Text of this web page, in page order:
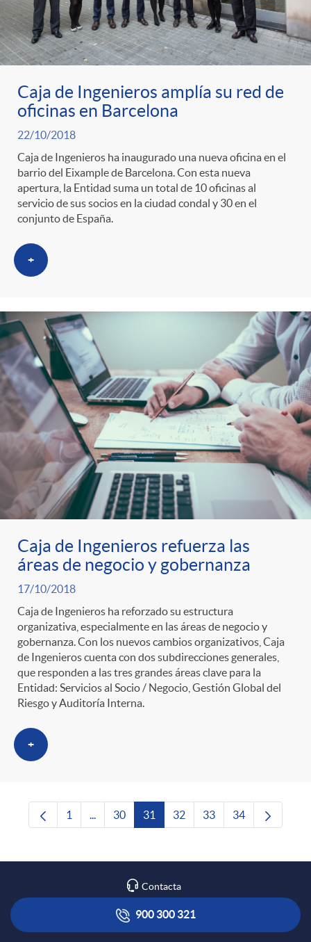
Caja de Ingenieros amplía su red de
oficinas en Barcelona
22/10/2018
Caja de Ingenieros ha inaugurado una nueva oficina en el
barrio del Eixample de Barcelona. Con esta nueva
apertura, la Entidad suma un total de 10 oficinas al
servicio de sus socios en la ciudad condal y 30 en el
conjunto de España.
+
Caja de Ingenieros refuerza las
áreas de negocio y gobernanza
17/10/2018
Caja de Ingenieros ha reforzado su estructura
organizativa, especialmente en las áreas de negocio y
gobernanza. Con los nuevos cambios organizativos, Caja
de Ingenieros cuenta con dos subdirecciones generales,
que responden a las tres grandes áreas clave para la
Entidad: Servicios al Socio / Negocio, Gestión Global del
Riesgo y Auditoría Interna.
+
Página
1 ...Páginas intermedias Use TAB para
Página
30 Página
31 Página
32 Página
33 Página
34
Contacta
900 300 321